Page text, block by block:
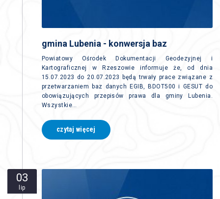
gmina Lubenia - konwersja baz
Powiatowy Ośrodek Dokumentacji Geodezyjnej i
Kartograficznej w Rzeszowie informuje że, od dnia
15.07.2023 do 20.07.2023 będą trwały prace związane z
przetwarzaniem baz danych EGIB, BDOT500 i GESUT do
obowiązujących przepisów prawa dla gminy Lubenia.
Wszystkie…
czytaj więcej
03
lip